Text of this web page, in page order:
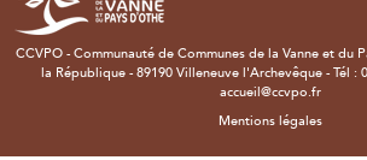
CCVPO - Communauté de Communes de la Vanne et du
la République - 89190 Villeneuve l'Archevêque - Tél :
accueil@ccvpo.fr
Mentions légales